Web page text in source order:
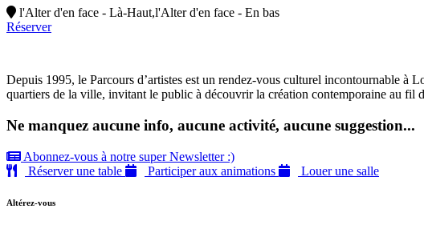
l'Alter d'en face - Là-Haut,l'Alter d'en face - En bas
Réserver
Depuis 1995, le Parcours d’artistes est un rendez-vous culturel incontournable à
quartiers de la ville, invitant le public à découvrir la création contemporaine au fil
Ne manquez aucune info, aucune activité, aucune suggestion...
Abonnez-vous à notre super Newsletter :)
Réserver une table
Participer aux animations Louer une salle
Altérez-vous